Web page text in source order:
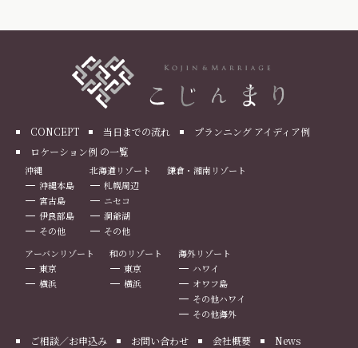
CONCEPT 当日までの流れ
プランニング アイディア例
ロケーション例 の一覧
沖縄
沖縄本島
宮古島
伊良部島
その他
北海道リゾート
札幌周辺
ニセコ
洞爺湖
その他
鎌倉・湘南リゾート
アーバンリゾート
東京
横浜
和のリゾート
東京
横浜
海外リゾート
ハワイ
オワフ島
その他ハワイ
その他海外
ご相談／お申込み お問い合わせ 会社概要
News